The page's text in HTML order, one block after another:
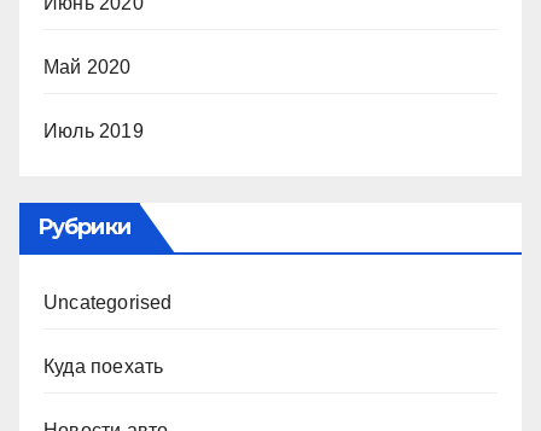
Май 2020
Июль 2019
Рубрики
Uncategorised
Куда поехать